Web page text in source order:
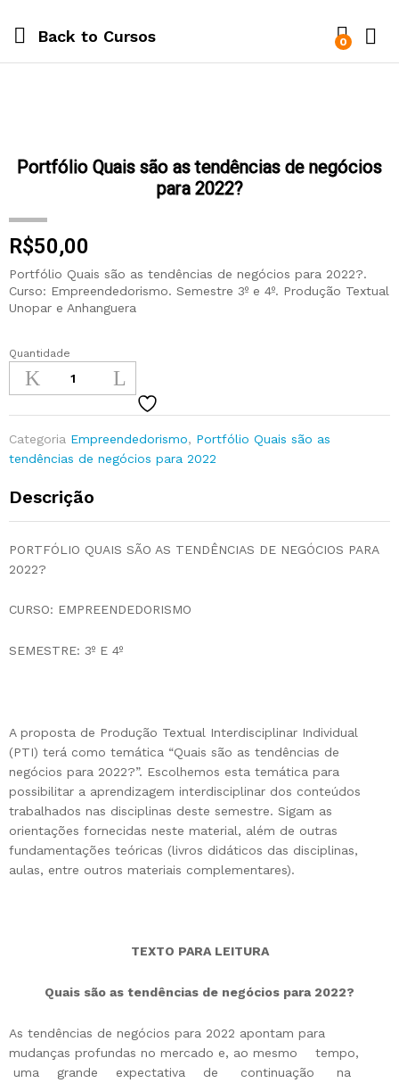
Back to Cursos 0
Portfólio Quais são as tendências de negócios
para 2022?
R$50,00
Portfólio Quais são as tendências de negócios para 2022?.
Curso: Empreendedorismo. Semestre 3º e 4º. Produção Textual
Unopar e Anhanguera
Quantidade
Categoria Empreendedorismo, Portfólio Quais são as
tendências de negócios para 2022
Descrição
PORTFÓLIO QUAIS SÃO AS TENDÊNCIAS DE NEGÓCIOS PARA
2022?
CURSO: EMPREENDEDORISMO
SEMESTRE: 3º E 4º
A proposta de Produção Textual Interdisciplinar Individual
(PTI) terá como temática “Quais são as tendências de
negócios para 2022?”. Escolhemos esta temática para
possibilitar a aprendizagem interdisciplinar dos conteúdos
trabalhados nas disciplinas deste semestre. Sigam as
orientações fornecidas neste material, além de outras
fundamentações teóricas (livros didáticos das disciplinas,
aulas, entre outros materiais complementares).
TEXTO PARA LEITURA
Quais são as tendências de negócios para 2022?
As tendências de negócios para 2022 apontam para
mudanças profundas no mercado e, ao mesmo tempo,
uma grande expectativa de continuação na